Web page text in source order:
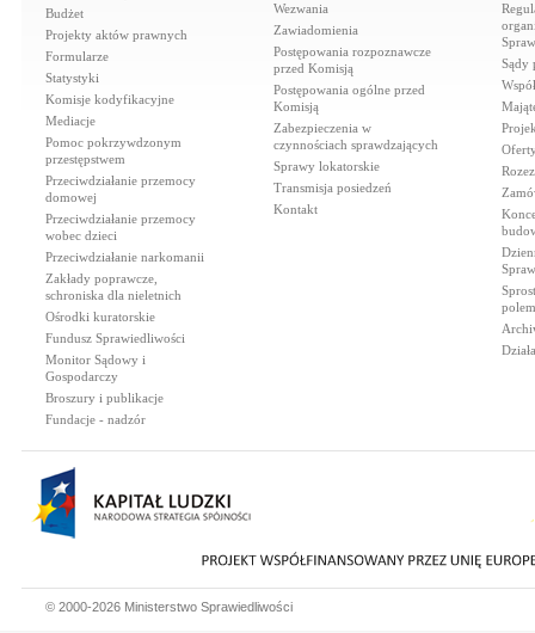
Budżet
Projekty aktów prawnych
Formularze
Statystyki
Komisje kodyfikacyjne
Mediacje
Pomoc pokrzywdzonym
przestępstwem
Przeciwdziałanie przemocy
domowej
Przeciwdziałanie przemocy
wobec dzieci
Przeciwdziałanie narkomanii
Zakłady poprawcze,
schroniska dla nieletnich
Ośrodki kuratorskie
Fundusz Sprawiedliwości
Monitor Sądowy i
Gospodarczy
Broszury i publikacje
Fundacje - nadzór
Wezwania
Zawiadomienia
Postępowania rozpoznawcze
przed Komisją
Postępowania ogólne przed
Komisją
Zabezpieczenia w
czynnościach sprawdzających
Sprawy lokatorskie
Transmisja posiedzeń
Kontakt
Sądy
© 2000-2026 Ministerstwo Sprawiedliwości